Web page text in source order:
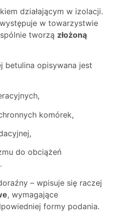
działającym w izolacji.
w towarzystwie
tworzą złożoną
betulina opisywana jest
komórek,
do obciążeń
– wpisuje się raczej
, wymagające
formy podania.